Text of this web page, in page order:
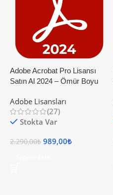
Adobe Acrobat Pro Lisansı
Satın Al 2024 – Ömür Boyu
Adobe Lisansları
(27)
Stokta Var
2.290,00₺ 989,00₺